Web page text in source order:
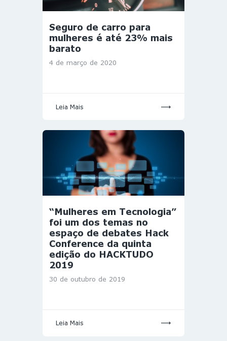
Seguro de carro para
mulheres é até 23% mais
barato
4 de março de 2020
Leia Mais
“Mulheres em Tecnologia”
foi um dos temas no
espaço de debates Hack
Conference da quinta
edição do HACKTUDO
2019
30 de outubro de 2019
Leia Mais